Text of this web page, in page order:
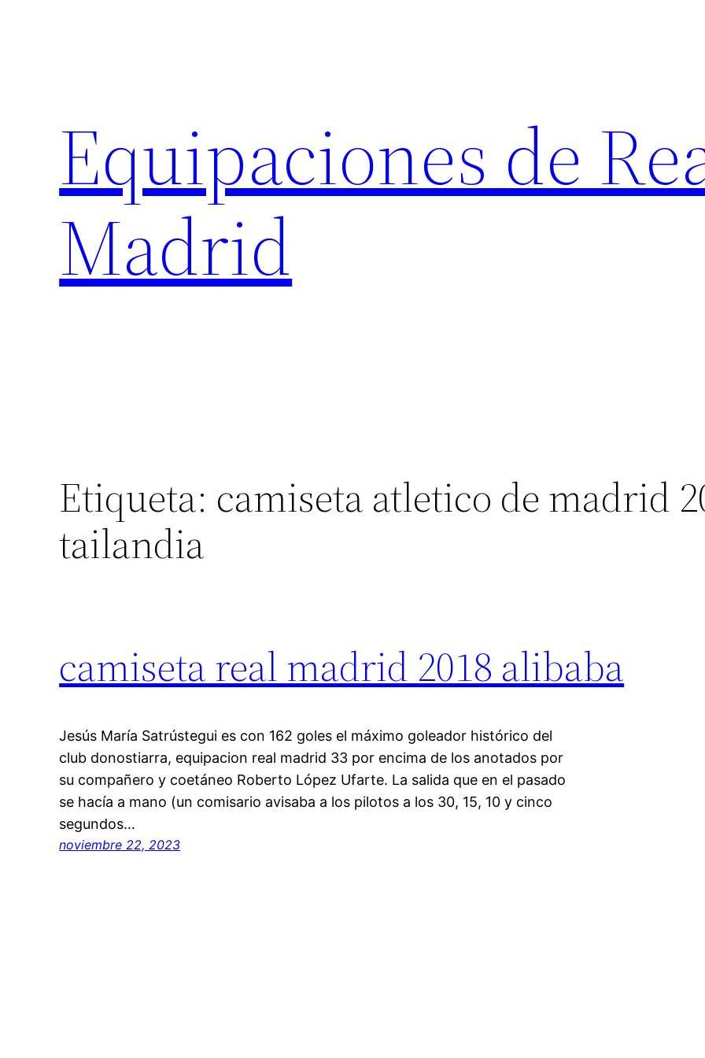
Equipaciones de
Madrid
Etiqueta: camiseta atletico de madrid
tailandia
camiseta real madrid 2018 alibaba
Jesús María Satrústegui es con 162 goles el máximo goleador histórico del
club donostiarra, equipacion real madrid 33 por encima de los anotados por
su compañero y coetáneo Roberto López Ufarte. La salida que en el pasado
se hacía a mano (un comisario avisaba a los pilotos a los 30, 15, 10 y cinco
segundos…
noviembre 22, 2023